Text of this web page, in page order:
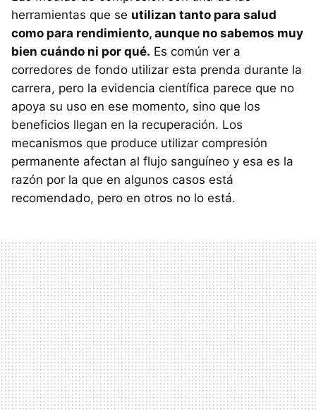
herramientas que se utilizan tanto para salud
como para rendimiento, aunque no sabemos muy
bien cuándo ni por qué. Es común ver a
corredores de fondo utilizar esta prenda durante la
carrera, pero la evidencia científica parece que no
apoya su uso en ese momento, sino que los
beneficios llegan en la recuperación. Los
mecanismos que produce utilizar compresión
permanente afectan al flujo sanguíneo y esa es la
razón por la que en algunos casos está
recomendado, pero en otros no lo está.